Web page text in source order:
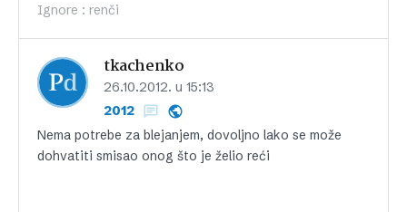
Ignore : renči
tkachenko
26.10.2012. u 15:13
2012
Nema potrebe za blejanjem, dovoljno lako se može
dohvatiti smisao onog što je želio reći